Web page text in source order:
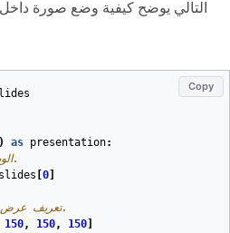
Copy
as presentation:
# الوصول إلى الشريحة الأولى.
slides 0
# تعريف عرض الأعمدة وارتفاع الصفوف.
150, 150, 150